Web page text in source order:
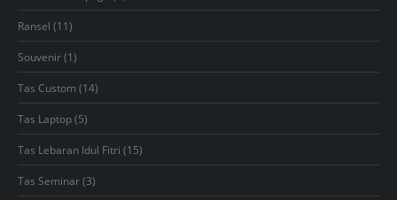
products
Ransel 1111
products
Souvenir 11
product
Tas Custom 1414
products
Tas Laptop 55
products
Tas Lebaran Idul Fitri 1515
products
Tas Seminar 33